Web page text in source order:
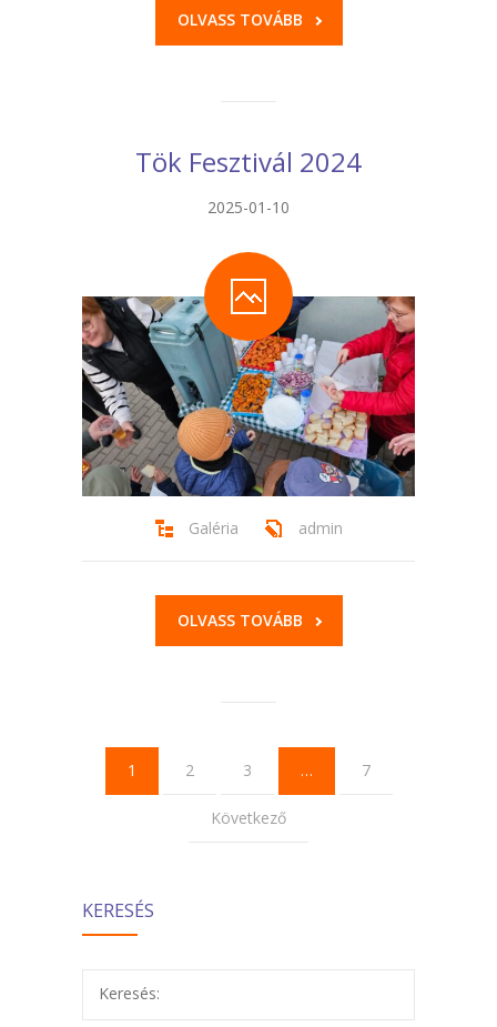
OLVASS TOVÁBB
Tök Fesztivál 2024
2025-01-10
Galéria admin
OLVASS TOVÁBB
1 2 3 … 7
Következő
KERESÉS
Keresés: